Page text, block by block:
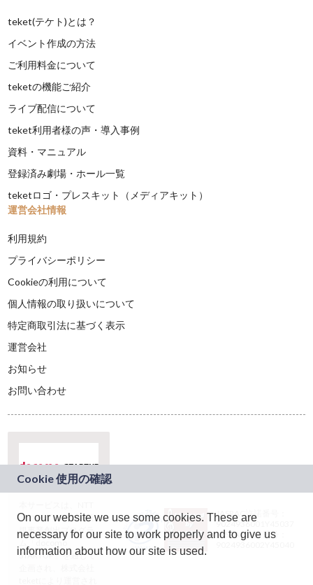
teket(テケト)とは？
イベント作成の方法
ご利用料金について
teketの機能ご紹介
ライブ配信について
teket利用者様の声・導入事例
資料・マニュアル
登録済み劇場・ホール一覧
teketロゴ・プレスキット（メディアキット）
運営会社情報
利用規約
プライバシーポリシー
Cookieの利用について
個人情報の取り扱いについて
特定商取引法に基づく表示
運営会社
お知らせ
お問い合わせ
ドコモグループの新
規事業創出プログラ
ム「docomo
STARTUP」を通じて
JASRAC許諾番号：
9024936001Y45037
JASRAC許諾番号：
On our website we use some cookies. These are
necessary for our site to work properly and to give us
information about how our site is used.